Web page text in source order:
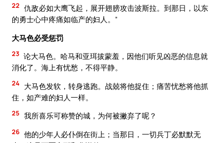
22 仇敌必如大鹰飞起，展开翅膀攻击波斯拉。到那日，以东
的勇士心中疼痛如临产的妇人。”
大马色必受惩罚
23 论大马色。哈马和亚珥拔蒙羞，因他们听见凶恶的信息就
消化了。海上有忧愁，不得平静。
24 大马色发软，转身逃跑。战兢将他捉住；痛苦忧愁将他抓
住，如产难的妇人一样。
25 我所喜乐可称赞的城，为何被撇弃了呢？
26 他的少年人必仆倒在街上；当那日，一切兵丁必默默无